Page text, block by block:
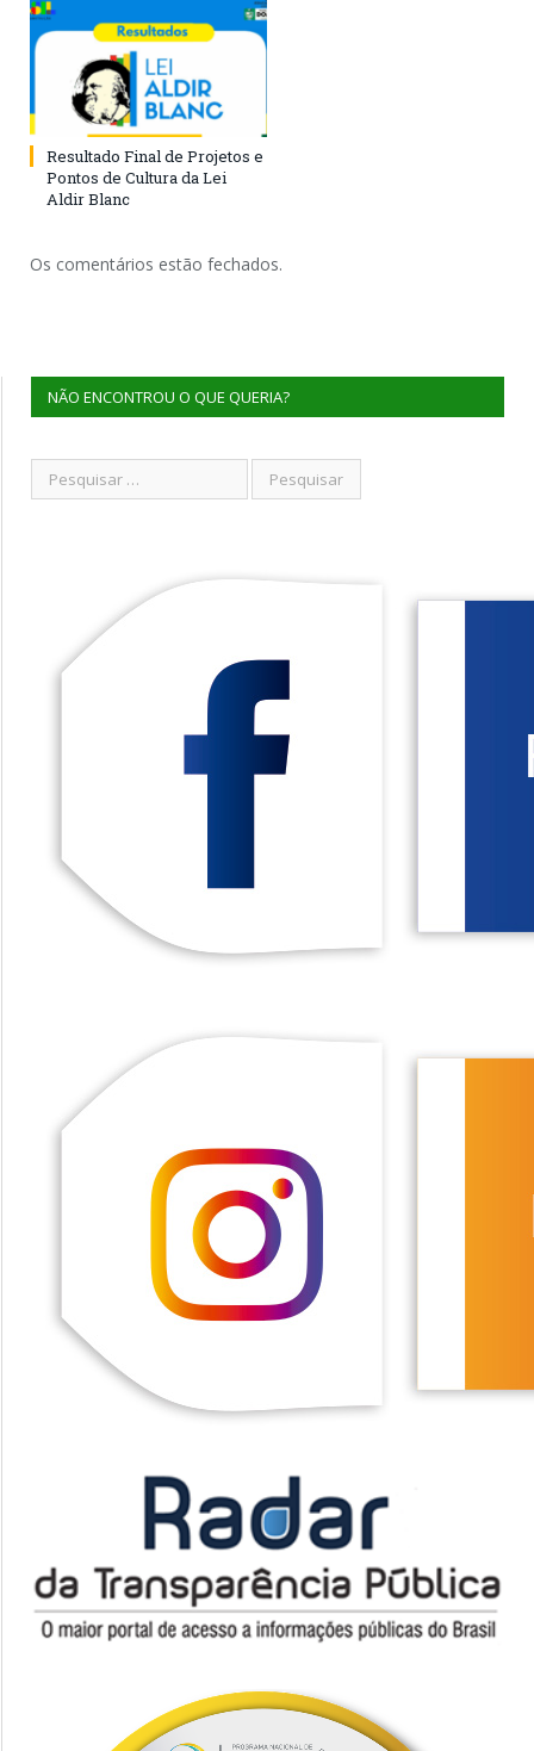
Resultado Final de Projetos e
Pontos de Cultura da Lei
Aldir Blanc
Os comentários estão fechados.
NÃO ENCONTROU O QUE QUERIA?